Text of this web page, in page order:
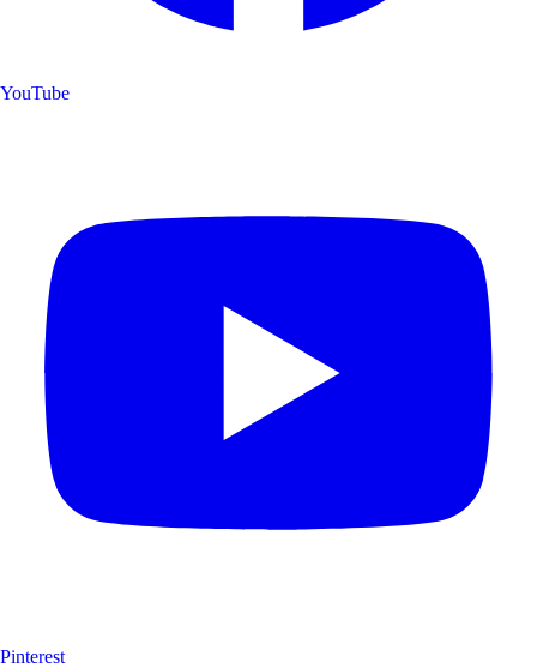
YouTube
Pinterest